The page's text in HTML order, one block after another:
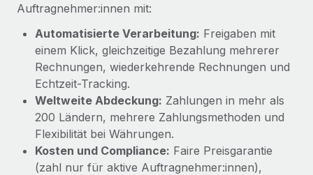
Auftragnehmer:innen mit:
Automatisierte Verarbeitung: Freigaben mit
einem Klick, gleichzeitige Bezahlung mehrerer
Rechnungen, wiederkehrende Rechnungen und
Echtzeit-Tracking.
Weltweite Abdeckung: Zahlungen in mehr als
200 Ländern, mehrere Zahlungsmethoden und
Flexibilität bei Währungen.
Kosten und Compliance: Faire Preisgarantie
(zahl nur für aktive Auftragnehmer:innen),